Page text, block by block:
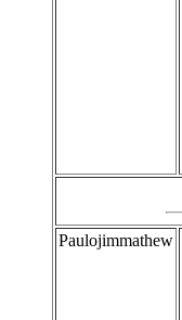
Paulojimmathew